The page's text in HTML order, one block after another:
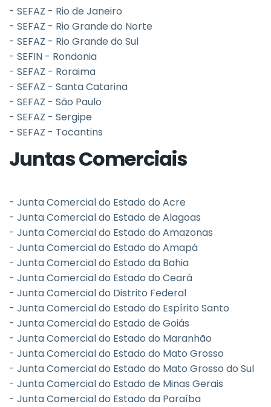
- SEFAZ - Rio de Janeiro
- SEFAZ - Rio Grande do Norte
- SEFAZ - Rio Grande do Sul
- SEFIN - Rondonia
- SEFAZ - Roraima
- SEFAZ - Santa Catarina
- SEFAZ - São Paulo
- SEFAZ - Sergipe
- SEFAZ - Tocantins
Juntas Comerciais
- Junta Comercial do Estado do Acre
- Junta Comercial do Estado de Alagoas
- Junta Comercial do Estado do Amazonas
- Junta Comercial do Estado do Amapá
- Junta Comercial do Estado da Bahia
- Junta Comercial do Estado do Ceará
- Junta Comercial do Distrito Federal
- Junta Comercial do Estado do Espírito Santo
- Junta Comercial do Estado de Goiás
- Junta Comercial do Estado do Maranhão
- Junta Comercial do Estado do Mato Grosso
- Junta Comercial do Estado do Mato Grosso do Sul
- Junta Comercial do Estado de Minas Gerais
- Junta Comercial do Estado da Paraíba